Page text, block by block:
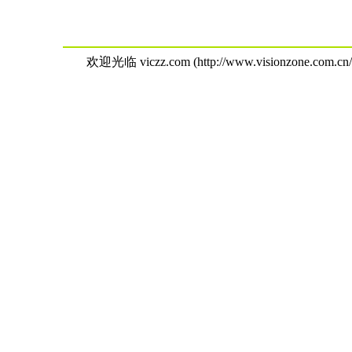
欢迎光临 viczz.com (http://